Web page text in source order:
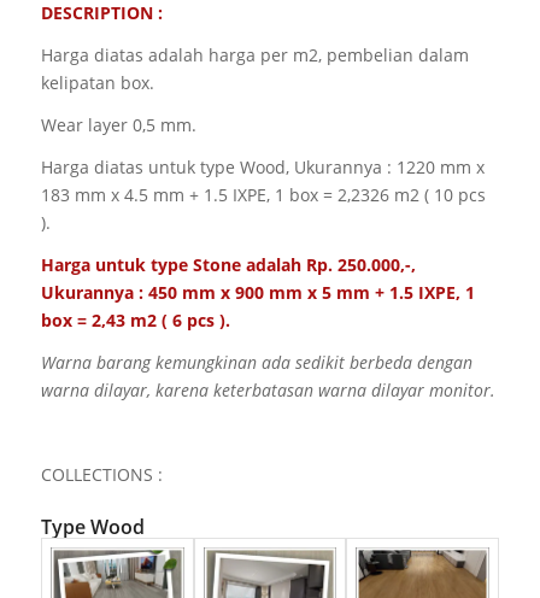
DESCRIPTION :
Harga diatas adalah harga per m2, pembelian dalam
kelipatan box.
Wear layer 0,5 mm.
Harga diatas untuk type Wood, Ukurannya : 1220 mm x
183 mm x 4.5 mm + 1.5 IXPE, 1 box = 2,2326m2 ( 10 pcs
).
Harga untuk type Stone adalah Rp. 250.000,-,
Ukurannya : 450 mm x 900 mm x 5 mm + 1.5 IXPE, 1
box = 2,43 m2 ( 6 pcs ).
Warna barang kemungkinan ada sedikit berbeda dengan
warna dilayar, karena keterbatasan warna dilayar monitor.
COLLECTIONS :
Type Wood